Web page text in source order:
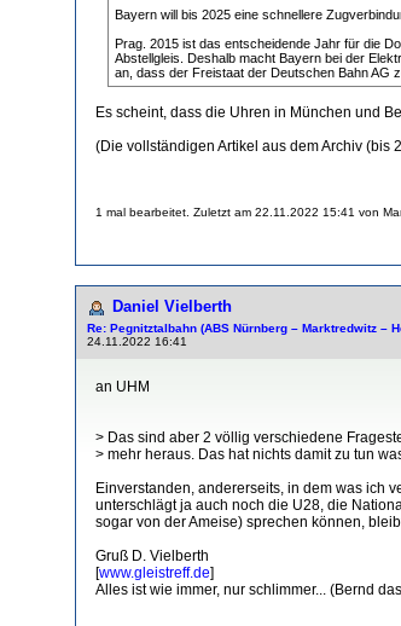
Bayern will bis 2025 eine schnellere
Prag. 2015 ist das entscheidende Jahr für die
Abstellgleis. Deshalb macht Bayern bei der
an, dass der Freistaat der Deutschen Bahn AG
Es scheint, dass die Uhren in München und
(Die vollständigen Artikel aus dem Archiv
1 mal bearbeitet. Zuletzt am 22.11.2022 15:41 von
Daniel Vielberth
Re: Pegnitztalbahn (ABS Nürnberg – Marktredwitz –
24.11.2022 16:41
an UHM
> Das sind aber 2 völlig verschiedene
> mehr heraus. Das hat nichts damit zu tun
Einverstanden, andererseits, in dem was ich
unterschlägt ja auch noch die U28, die
sogar von der Ameise) sprechen können,
Gruß D. Vielberth
[www.gleistreff.de]
Alles ist wie immer, nur schlimmer... (Bernd